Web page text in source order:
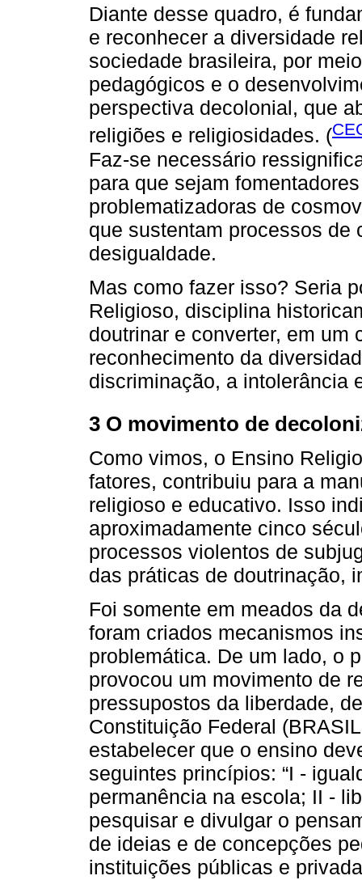
Diante desse quadro, é
e reconhecer a diversidade
sociedade brasileira, por
pedagógicos e o
perspectiva decolonial, que
religiões e religiosidades. (
Faz-se necessário
para que sejam
problematizadoras de
que sustentam processos de
desigualdade.
Mas como fazer isso? Seria
Religioso, disciplina
doutrinar e converter, em um
reconhecimento da
discriminação, a intolerância
3 O movimento de
Como vimos, o Ensino
fatores, contribuiu para a
religioso e educativo. Isso
aproximadamente cinco
processos violentos de
das práticas de doutrinação,
Foi somente em meados da
foram criados mecanismos
problemática. De um lado, o
provocou um movimento de
pressupostos da liberdade,
Constituição Federal
estabelecer que o ensino
seguintes princípios: “I -
permanência na escola; II -
pesquisar e divulgar o
de ideias e de concepções
instituições públicas e